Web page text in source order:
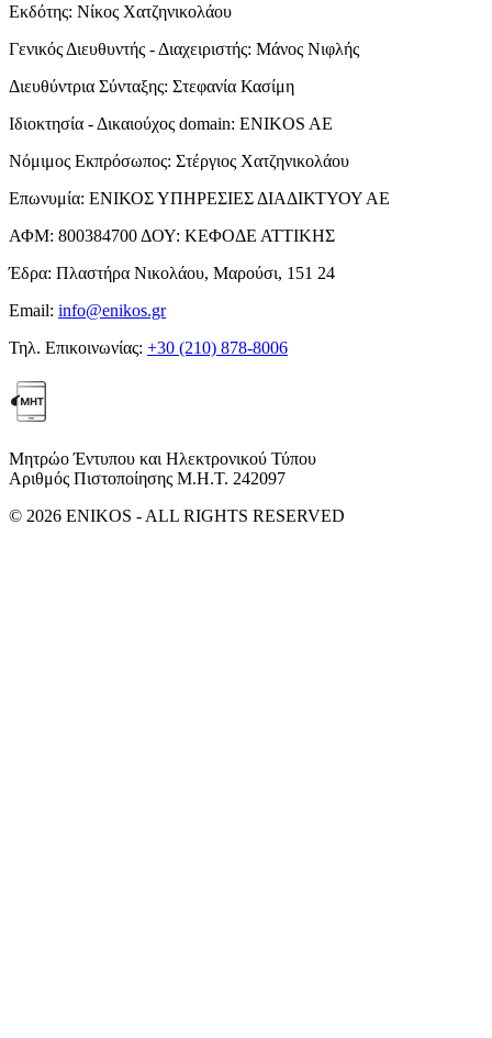
Εκδότης: Νίκος Χατζηνικολάου
Γενικός Διευθυντής - Διαχειριστής: Μάνος Νιφλής
Διευθύντρια Σύνταξης: Στεφανία Κασίμη
Ιδιοκτησία - Δικαιούχος domain: ENIKOS AE
Νόμιμος Εκπρόσωπος: Στέργιος Χατζηνικολάου
Επωνυμία: ΕΝΙΚΟΣ ΥΠΗΡΕΣΙΕΣ ΔΙΑΔΙΚΤΥΟΥ ΑΕ
ΑΦΜ: 800384700 ΔΟΥ: ΚΕΦΟΔΕ ΑΤΤΙΚΗΣ
Έδρα: Πλαστήρα Νικολάου, Μαρούσι, 151 24
Email: info@enikos.gr
Τηλ. Επικοινωνίας: +30 (210) 878-8006
Μητρώο Έντυπου και Ηλεκτρονικού Τύπου
Αριθμός Πιστοποίησης Μ.Η.Τ. 242097
© 2026 ENIKOS - ALL RIGHTS RESERVED